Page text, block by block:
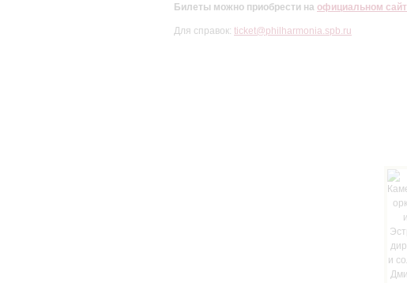
Билеты можно приобрести на официальном
Для справок: ticket@philharmonia.spb.ru